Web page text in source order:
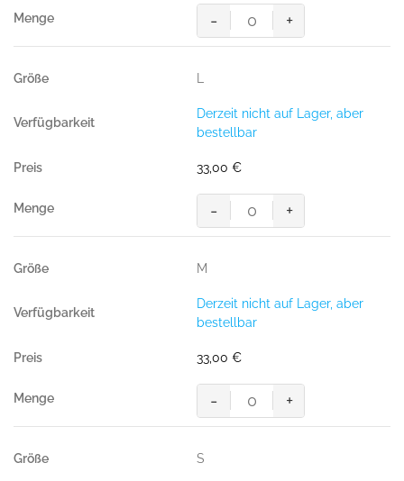
300g/m²
Menge
"Kapuzen-
Sweatshirt
ANTHRAZIT
70%
BW/
300g/m²
Menge
- +
Derzeit nicht auf Lager, aber
bestellbar
33,00 €
"Kapuzen-
Sweatshirt
ANTHRAZIT
70%
BW/
300g/m²
Menge
- +
M
Derzeit nicht auf Lager, aber
bestellbar
33,00 €
"Kapuzen-
Sweatshirt
ANTHRAZIT
- +
S